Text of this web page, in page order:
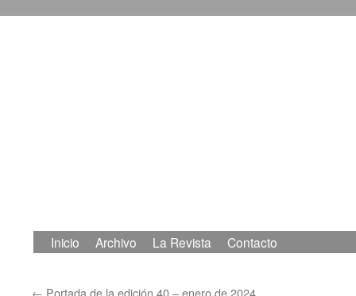
Saltar
Inicio Archivo La Revista Contacto
← Portada de la edición 40 – enero de 2024